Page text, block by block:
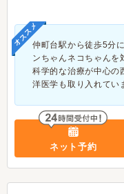
オススメ仲町台駅から徒歩5分
ンちゃんネコちゃんを
科学的な治療が中心の
洋医学も取り入れてい
ネット予約